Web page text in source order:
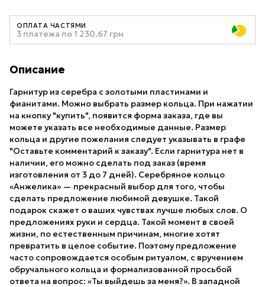
ОПЛАТА ЧАСТЯМИ
3 платежа по 1 230.67 грн
Описание
Гарнитур из серебра с золотыми пластинами и
фианитами. Можно выбрать размер кольца. При нажатии
на кнопку "купить", появится форма заказа, где вы
можете указать все необходимые данные. Размер
кольца и другие пожелания следует указывать в графе
"Оставьте комментарий к заказу". Если гарнитура нет в
наличии, его можно сделать под заказ (время
изготовления от 3 до 7 дней). Серебряное кольцо
«Анжелика» — прекрасный выбор для того, чтобы
сделать предложение любимой девушке. Такой
подарок скажет о ваших чувствах лучше любых слов. О
предложениях руки и сердца. Такой момент в своей
жизни, по естественным причинам, многие хотят
превратить в целое событие. Поэтому предложение
часто сопровождается особым ритуалом, с вручением
обручального кольца и формализованной просьбой
ответа на вопрос: «Ты выйдешь за меня?». В западной